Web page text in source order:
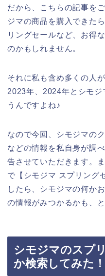
だから、こちらの記事を
ジマの商品を購入できた
リングセールなど、お得
のかもしれません。
それに私も含め多くの人
2023年、2024年とシモ
うんですよね♪
なので今回、シモジマの
などの情報を私自身が調
告させていただきます。
で【シモジマ スプリング
したら、シモジマの何か
の情報がみつかるかも、と
シモジマのスプ
か検索してみた！